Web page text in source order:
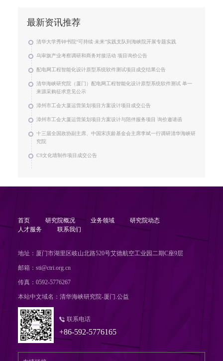
最新资讯推荐
清华大学秀钟书院“可持续·未来”实践支队到海峡院开展专题实践
乌审旗产业考察调研和商务对接活动 项目询价公告
配电网工程智能化设计原型系统软件测试项目成交结果公告
清华海峡研究院（厦门）配电网工程智能化设计原型系统软件测试 单一
来源采购征求意见公示
漳州市工会大厦运营策划项目方案设计项目成交公告
漳州市工会大厦运营策划项目方案设计与陪伴服务项目 询价邀请函
十三届全国政协副主席、中国宋庆龄基金会主席李斌一行调研清华海峡研
究院
C9文化墙制作项目成交公告
首页 研究院概况 业务领域
研究院动态
人才服务
联系我们
地址：厦门市湖里区岐山北路520号艾德航空工业园二期C座9层
邮箱：sti@ctri.org.cn
传真：0592-5776267
本站中文域名：清华海峡研究院-厦门.公益
联系电话
+86-592-5776165